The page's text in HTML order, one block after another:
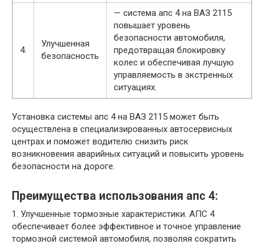
4.
Улучшенная
безопасность
— система апс 4 на ВАЗ 2115
повышает уровень
безопасности автомобиля,
предотвращая блокировку
колес и обеспечивая лучшую
управляемость в экстренных
ситуациях.
Установка системы апс 4 на ВАЗ 2115 может быть
осуществлена в специализированных автосервисных
центрах и поможет водителю снизить риск
возникновения аварийных ситуаций и повысить уровень
безопасности на дороге.
Преимущества использования апс 4:
1. Улучшенные тормозные характеристики. АПС 4
обеспечивает более эффективное и точное управление
тормозной системой автомобиля, позволяя сократить